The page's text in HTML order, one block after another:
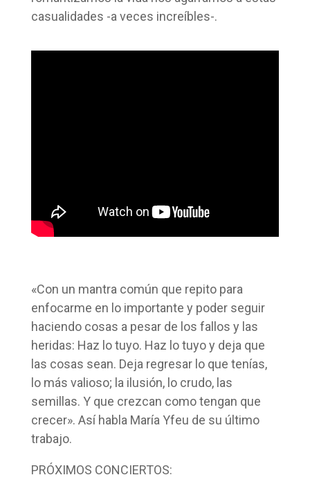
casualidades -a veces increíbles-.
«Con un mantra común que repito para
enfocarme en lo importante y poder seguir
haciendo cosas a pesar de los fallos y las
heridas: Haz lo tuyo. Haz lo tuyo y deja que
las cosas sean. Deja regresar lo que tenías,
lo más valioso; la ilusión, lo crudo, las
semillas. Y que crezcan como tengan que
crecer». Así habla María Yfeu de su último
trabajo.
PRÓXIMOS CONCIERTOS: